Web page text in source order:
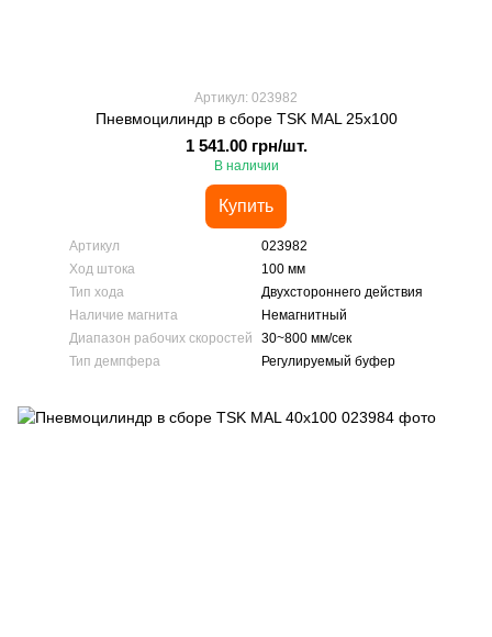
Артикул: 023982
Пневмоцилиндр в сборе TSK MAL 25x100
1 541.00 грн/шт.
В наличии
Купить
Артикул
023982
Ход штока
100 мм
Тип хода
Двухстороннего действия
Наличие магнита
Немагнитный
Диапазон рабочих скоростей
30~800 мм/сек
Тип демпфера
Регулируемый буфер